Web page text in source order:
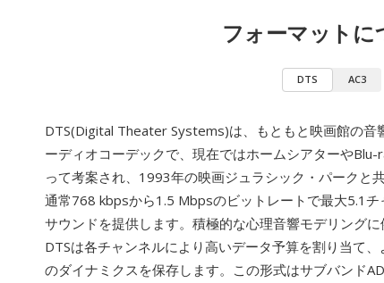
フォーマットに
DTS AC3
DTS(Digital Theater Systems)は、もともと映画館の音
ーディオコーデックで、現在ではホームシアターやBlu-
って考案され、1993年の映画ジュラシック・パークと
通常768 kbpsから1.5 Mbpsのビットレートで最大5.1
サウンドを提供します。積極的な心理音響モデリングに
DTSは各チャンネルにより高いデータ予算を割り当て
のダイナミクスを保存します。この形式はサブバンド